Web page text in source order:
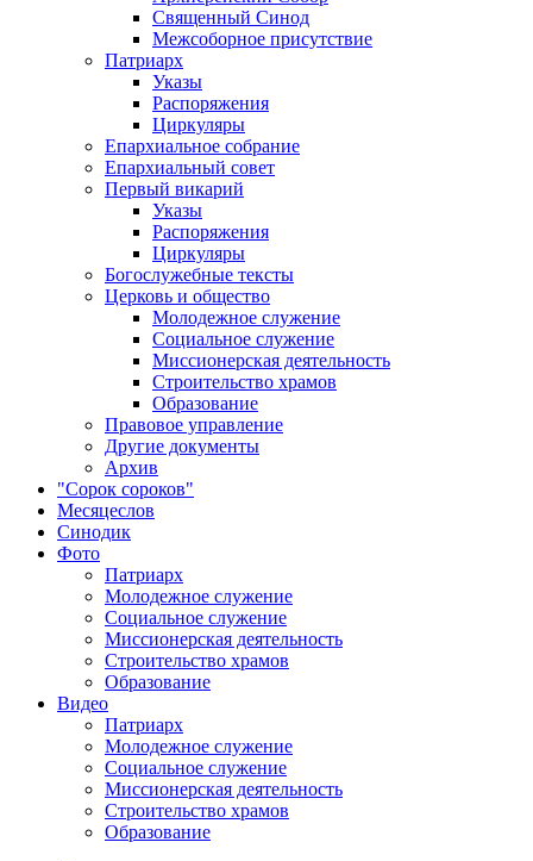
Священный Синод
Межсоборное присутствие
Патриарх
Указы
Распоряжения
Циркуляры
Епархиальное собрание
Епархиальный совет
Первый викарий
Указы
Распоряжения
Циркуляры
Богослужебные тексты
Церковь и общество
Молодежное служение
Социальное служение
Миссионерская деятельность
Строительство храмов
Образование
Правовое управление
Другие документы
Архив
"Сорок сороков"
Месяцеслов
Синодик
Фото
Патриарх
Молодежное служение
Социальное служение
Миссионерская деятельность
Строительство храмов
Образование
Видео
Патриарх
Молодежное служение
Социальное служение
Миссионерская деятельность
Строительство храмов
Образование